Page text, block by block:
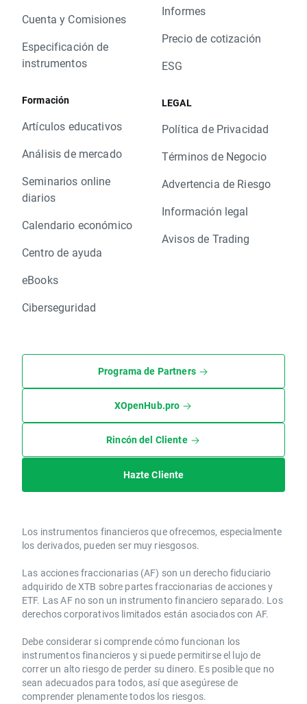
Cuenta y Comisiones
Especificación de
instrumentos
Formación
Artículos educativos
Análisis de mercado
Seminarios online
diarios
Calendario económico
Centro de ayuda
eBooks
Ciberseguridad
Informes
Precio de cotización
ESG
LEGAL
Política de Privacidad
Términos de Negocio
Advertencia de Riesgo
Información legal
Avisos de Trading
Programa de Partners
XOpenHub.pro
Rincón del Cliente
Hazte Cliente
Los instrumentos financieros que ofrecemos, especialmente
los derivados, pueden ser muy riesgosos.
Las acciones fraccionarias (AF) son un derecho fiduciario
adquirido de XTB sobre partes fraccionarias de acciones y
ETF. Las AF no son un instrumento financiero separado. Los
derechos corporativos limitados están asociados con AF.
Debe considerar si comprende cómo funcionan los
instrumentos financieros y si puede permitirse el lujo de
correr un alto riesgo de perder su dinero. Es posible que no
sean adecuados para todos, así que asegúrese de
comprender plenamente todos los riesgos.